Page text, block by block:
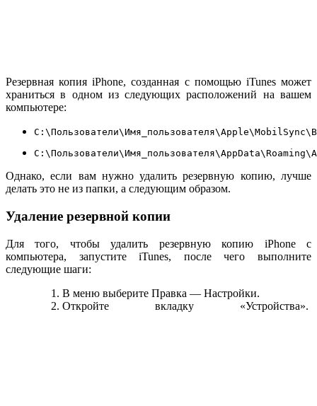
Резервная копия iPhone, созданная с помощью iTunes может
храниться в одном из следующих расположений на вашем
компьютере:
Однако, если вам нужно удалить резервную копию, лучше
делать это не из папки, а следующим образом.
Удаление резервной копии
Для того, чтобы удалить резервную копию iPhone с
компьютера, запустите iTunes, после чего выполните
следующие шаги:
В меню выберите Правка — Настройки.
Откройте вкладку «Устройства».